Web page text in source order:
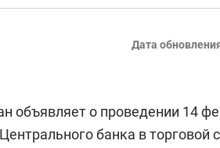
Дата
объявляет о проведении 14
банка в торговой